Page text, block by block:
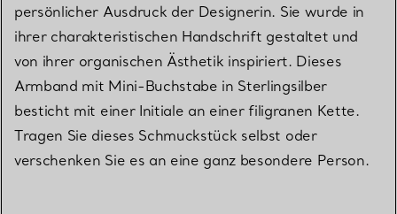
persönlicher Ausdruck der Designerin. Sie wurde in
ihrer charakteristischen Handschrift gestaltet und
von ihrer organischen Ästhetik inspiriert. Dieses
Armband mit Mini-Buchstabe in Sterlingsilber
besticht mit einer Initiale an einer filigranen Kette.
Tragen Sie dieses Schmuckstück selbst oder
verschenken Sie es an eine ganz besondere Person.